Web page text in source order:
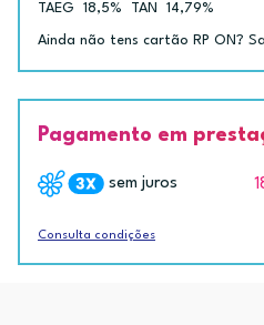
TAEG 18,5% TAN 14,79%
Ainda não tens cartão RP ON?
Pagamento em
sem juros
Consulta condições